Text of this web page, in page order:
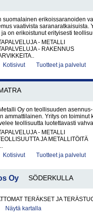
suomalainen erikoissaranoiden
vaativista saranaratkaisuista.
on erikoistunut erityisesti
- METALLI
- RAKENNUS
Kotisivut Tuotteet ja palvelut
Oy on teollisuuden
ammattilainen. Yritys on toiminut
teollisuutta luotettavasti
- METALLI
JA METALLITÖITÄ
Kotisivut Tuotteet ja palvelut
Oy SÖDERKULLA
TERÄKSET JA
Näytä kartalla